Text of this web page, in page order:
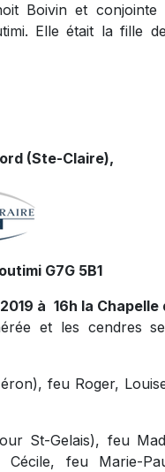
Boivin et conjointe
Elle était la fille
(Ste-Claire),
G7G 5B1
à 16h la Chapelle
et les cendres
feu Roger,
St-Gelais), feu
feu Marie-